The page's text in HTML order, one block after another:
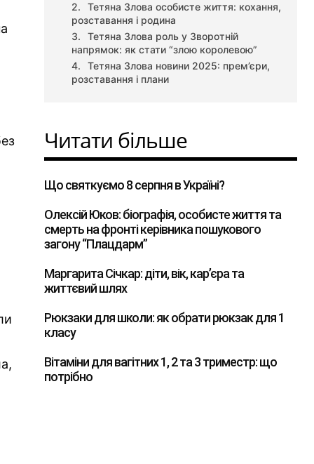
Тетяна Злова особисте життя: кохання,
розставання і родина
Тетяна Злова роль у Зворотній
напрямок: як стати “злою королевою”
Тетяна Злова новини 2025: прем’єри,
розставання і плани
Читати більше
Що святкуємо 8 серпня в Україні?
Олексій Юков: біографія, особисте життя та
смерть на фронті керівника пошукового
загону “Плацдарм”
Маргарита Січкар: діти, вік, кар’єра та
життєвий шлях
Рюкзаки для школи: як обрати рюкзак для 1
класу
Вітаміни для вагітних 1, 2 та 3 триместр: що
потрібно